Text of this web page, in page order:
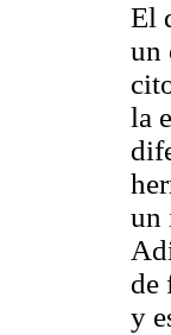
El
un
la
un
de
y